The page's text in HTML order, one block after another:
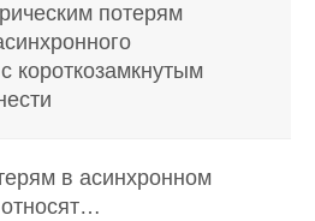
потерям
короткозамкнутым
в асинхронном